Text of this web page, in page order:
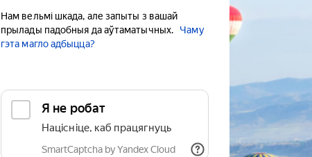
Нам вельмі шкада, але запыты з вашай
прылады падобныя да аўтаматычных.
Чаму
гэта магло адбыцца?
Я не робат
Націсніце, каб працягнуць
SmartCaptcha by Yandex Cloud